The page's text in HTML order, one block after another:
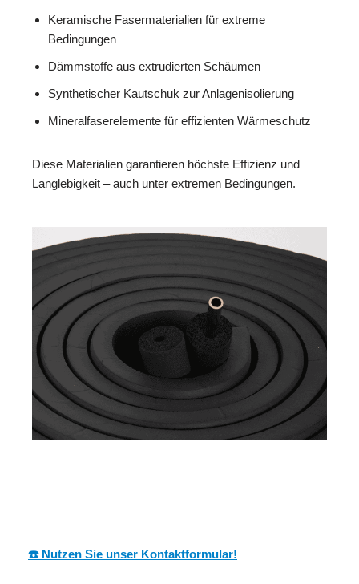
Keramische Fasermaterialien für extreme
Bedingungen
Dämmstoffe aus extrudierten Schäumen
Synthetischer Kautschuk zur Anlagenisolierung
Mineralfaserelemente für effizienten Wärmeschutz
Diese Materialien garantieren höchste Effizienz und
Langlebigkeit – auch unter extremen Bedingungen.
☎️ Nutzen Sie unser Kontaktformular!